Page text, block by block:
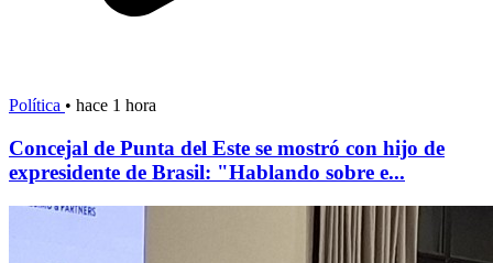
Política • hace 1 hora
Concejal de Punta del Este se mostró con hijo de
expresidente de Brasil: "Hablando sobre e...